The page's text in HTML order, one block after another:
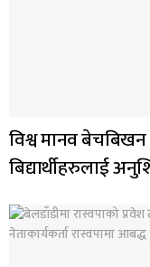
विश्व मानव
बिद्यार्थीहरुलाई